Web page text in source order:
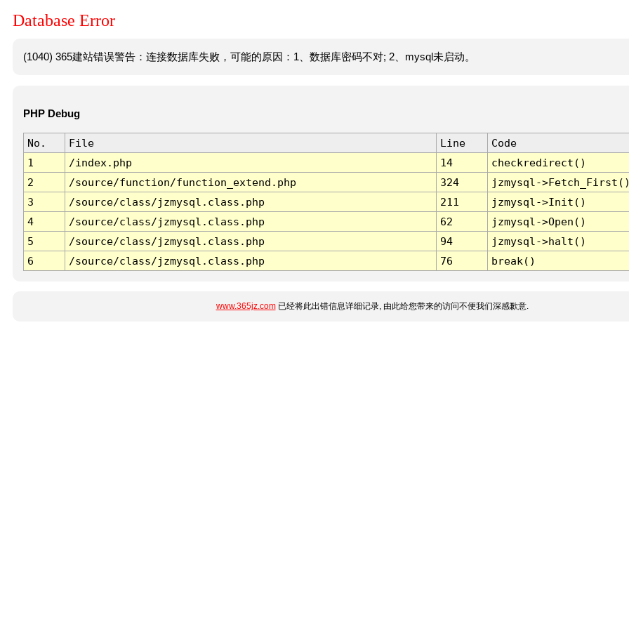
Database Error
(1040) 365建站错误警告：连接数据库失败，可能的原因：1、数据库密码不对; 2、mysql未启动。
PHP Debug
No. File Line
Code
1
/index.php 14
checkredirect()
2
/source/function/function_extend.php 324
jzmysql-
3
/source/class/jzmysql.class.php 211
jzmysql->Init()
4
/source/class/jzmysql.class.php 62
jzmysql->Open()
5
/source/class/jzmysql.class.php 94
jzmysql->halt()
6
/source/class/jzmysql.class.php 76 break()
www.365jz.com已经将此出错信息详细记录, 由此给您带来的访问不便我们深感歉意.